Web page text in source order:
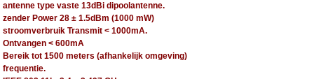
antenne type vaste 13dBi dipoolantenne.
zender Power 28 ± 1.5dBm (1000 mW)
stroomverbruik Transmit < 1000mA.
Ontvangen < 600mA
Bereik tot 1500 meters (afhankelijk omgeving)
frequentie.